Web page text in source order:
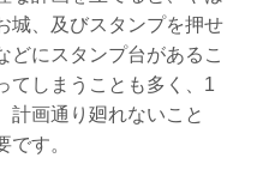
城、及びスタンプを押せ
どにスタンプ台があるこ
てしまうことも多く、1
計画通り廻れないこと
す。